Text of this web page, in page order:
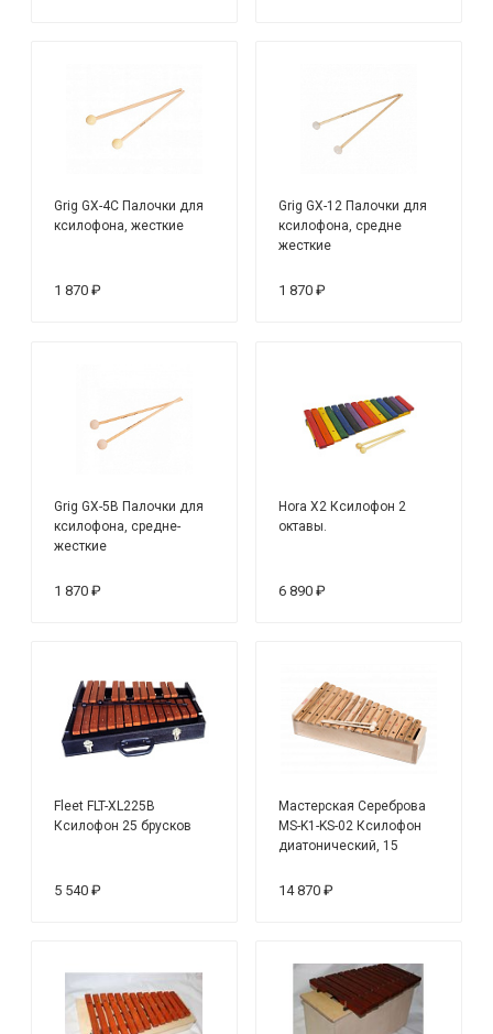
Grig GX-4C Палочки для
ксилофона, жесткие
1 870 ₽
Grig GX-12 Палочки для
ксилофона, средне
жесткие
1 870 ₽
Grig GX-5B Палочки для
ксилофона, средне-
жесткие
1 870 ₽
Hora X2 Ксилофон 2
октавы.
6 890 ₽
Fleet FLT-XL225B
Ксилофон 25 брусков
5 540 ₽
Мастерская Сереброва
MS-K1-KS-02 Ксилофон
диатонический, 15
14 870 ₽